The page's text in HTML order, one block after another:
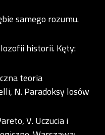
samego rozumu.
historii. Kęty:
teoria
N. Paradoksy losów
V. Uczucia i